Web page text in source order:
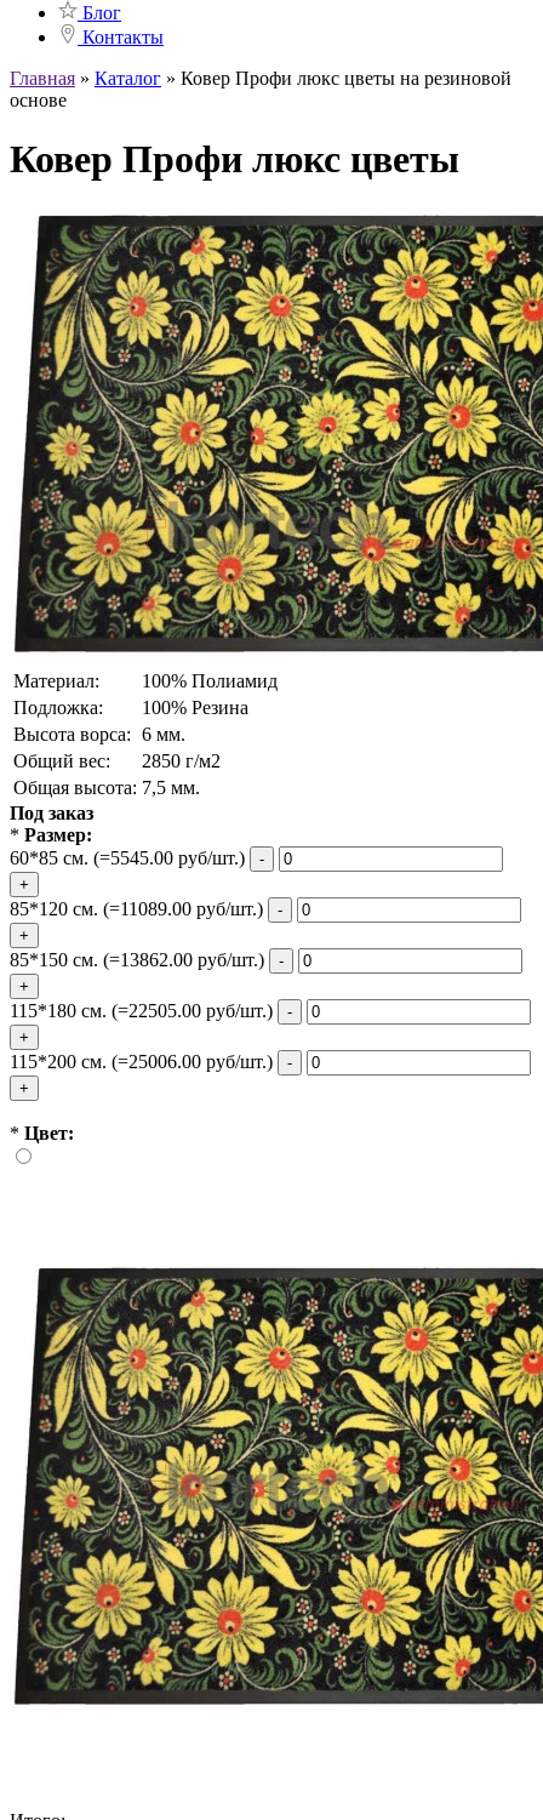
Блог
Контакты
Главная » Каталог » Ковер Профи люкс цветы на резиновой
основе
Ковер Профи люкс цветы
Материал:
100% Полиамид
Подложка:
100% Резина
Высота ворса: 6 мм.
Общий вес:
2850 г/м2
Общая высота: 7,5 мм.
Под заказ
* Размер:
60*85 см. (=5545.00 руб/шт.)
-
+
85*120 см. (=11089.00 руб/шт.)
-
+
85*150 см. (=13862.00 руб/шт.)
-
+
115*180 см. (=22505.00 руб/шт.)
-
+
115*200 см. (=25006.00 руб/шт.)
-
+
* Цвет: